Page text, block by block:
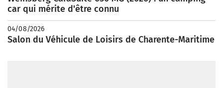
car qui mérite d'être connu
04/08/2026
Salon du Véhicule de Loisirs de Charente-Maritime